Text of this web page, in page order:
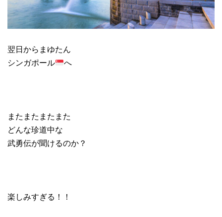
翌日からまゆたん
シンガポール
へ
またまたまたまた
どんな珍道中な
武勇伝が聞けるのか？
楽しみすぎる！！